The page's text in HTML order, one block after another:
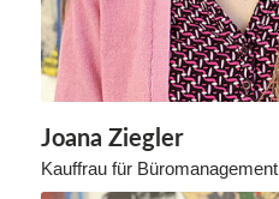
Joana Ziegler
Kauffrau für Büromanagement